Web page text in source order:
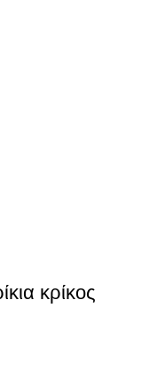
κρίκος